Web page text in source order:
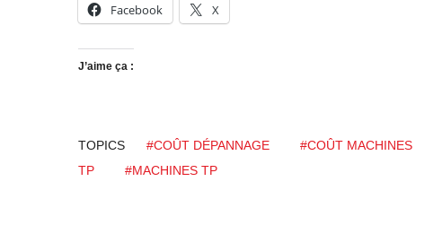
Facebook X
J’aime ça :
TOPICS #COÛT DÉPANNAGE #COÛT MACHINES
TP
#MACHINES TP